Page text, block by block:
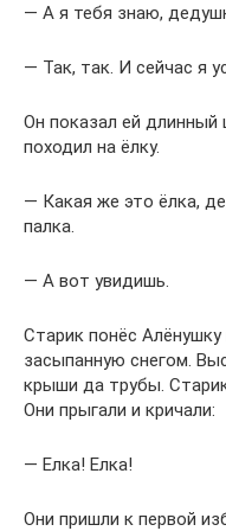
— А я тебя знаю,
— Так, так. И сейчас я
Он показал ей
походил на ёлку.
— Какая же это ёлка,
палка.
— А вот увидишь.
Старик понёс
засыпанную снегом.
крыши да трубы.
Они прыгали и кричали:
— Елка! Елка!
Они пришли к первой